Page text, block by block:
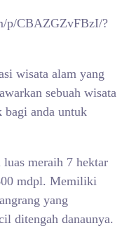
p/CBAZGZvFBzI/?
wisata alam yang
sebuah wisata
bagi anda untuk
meraih 7 hektar
mdpl. Memiliki
yang
ditengah danaunya.